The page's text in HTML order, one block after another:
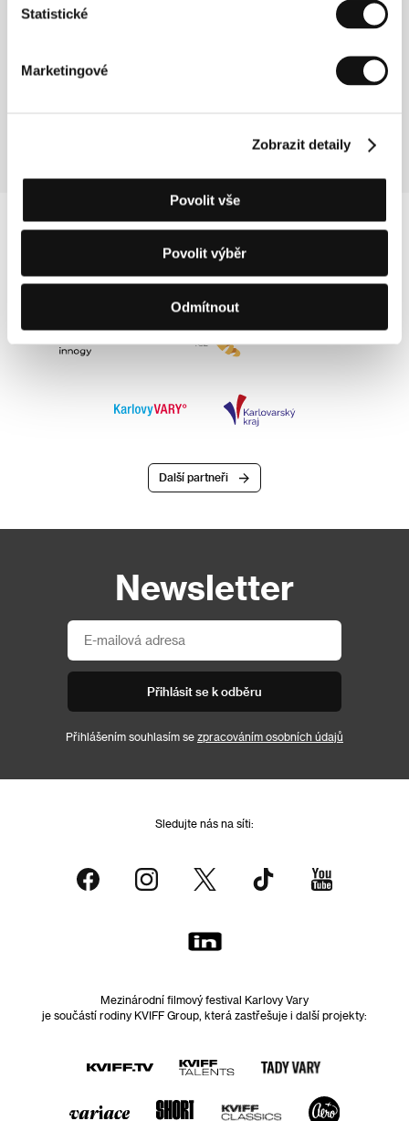
Statistické
Marketingové
Zobrazit detaily
Povolit vše
Povolit výběr
Odmítnout
(La neuvaine)
Další partneři
Newsletter
Přihlásit se k odběru
Přihlášením souhlasím se zpracováním osobních údajů
Sledujte nás na síti:
Mezinárodní filmový festival Karlovy Vary
je součástí rodiny KVIFF Group, která zastřešuje i další projekty: